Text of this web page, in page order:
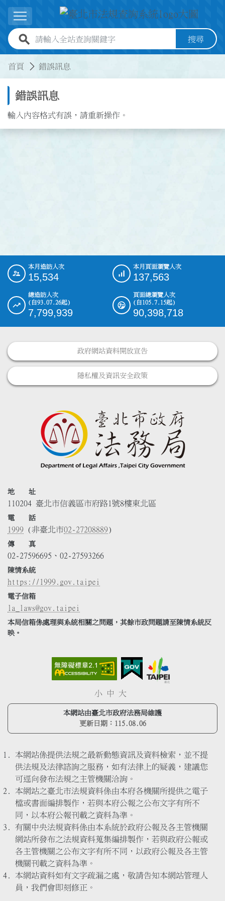
跳到主要內容
展開選單
全站查詢關鍵字欄位 搜尋
首頁 錯誤訊息
錯誤訊息
輸入內容格式有誤，請重新操作。
::: 本月造訪人次
15,534
本月頁面瀏覽人次
137,563
總造訪人次
(自93.07.26起)
7,799,939
頁面總瀏覽人次
(自105.7.15起)
90,398,718
政府網站資料開放宣告
隱私權及資訊安全政策
地 址
110204 臺北市信義區市府路1號8樓東北區
電 話
1999 (非臺北市02-27208889)
傳 真
02-27596695、02-27593266
陳情系統
https://1999.gov.taipei
電子信箱
la_laws@gov.taipei
本局信箱係處理與系統相關之問題，其餘市政問題請至陳情系統反
映。
小 中 大
本網站由臺北市政府法務局維護
更新日期： 115.08.06
本網站係提供法規之最新動態資訊及資料檢索，並不提
供法規及法律諮詢之服務，如有法律上的疑義，建議您
可逕向發布法規之主管機關洽詢。
本網站之臺北市法規資料係由本府各機關所提供之電子
檔或書面編排製作，若與本府公報之公布文字有所不
同，以本府公報刊載之資料為準。
有關中央法規資料係由本系統於政府公報及各主管機關
網站所發布之法規資料蒐集編排製作，若與政府公報或
各主管機關之公布文字有所不同，以政府公報及各主管
機關刊載之資料為準。
本網站資料如有文字疏漏之處，敬請告知本網站管理人
員，我們會即刻修正。